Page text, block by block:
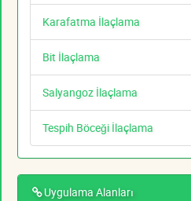
Karafatma İlaçlama
Bit İlaçlama
Salyangoz İlaçlama
Tespih Böceği İlaçlama
Uygulama Alanları